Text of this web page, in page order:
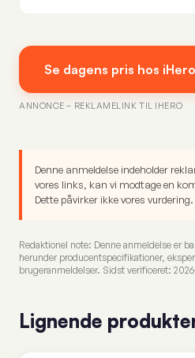
Se dagens pris hos iHero
ANNONCE – REKLAMELINK TIL IHERO
Denne anmeldelse indeholder
vores links, kan vi modtage en
Dette påvirker ikke vores
Redaktionel note: Denne anmeldelse er
herunder producentspecifikationer,
brugeranmeldelser. Sidst verificeret:
Lignende